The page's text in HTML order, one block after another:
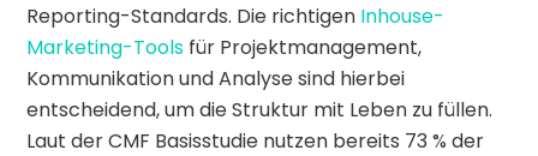
Reporting-Standards. Die richtigen Inhouse-
Marketing-Tools für Projektmanagement,
Kommunikation und Analyse sind hierbei
entscheidend, um die Struktur mit Leben zu füllen.
Laut der CMF Basisstudie nutzen bereits 73 % der